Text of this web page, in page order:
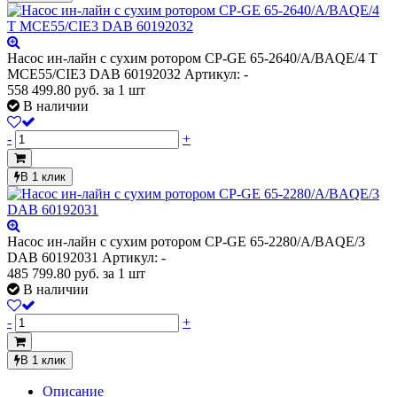
Насос ин-лайн с сухим ротором CP-GE 65-2640/A/BAQE/4 T
MCE55/CIE3 DAB 60192032 Артикул: -
558 499.80 руб. за 1 шт
В наличии
- +
В 1 клик
Насос ин-лайн с сухим ротором CP-GE 65-2280/A/BAQE/3
DAB 60192031 Артикул: -
485 799.80 руб. за 1 шт
В наличии
- +
В 1 клик
Описание